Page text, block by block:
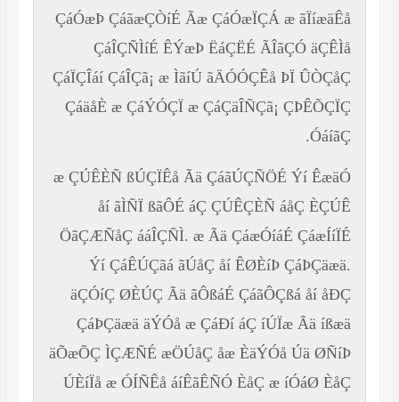
ÇáÓæÞ ÇáãæÇÒíÉ Ãæ ÇáÓæÏÇÁ æ ãÏíæäÊå
ÇáÎÇÑÌíÉ ÊÝæÞ ËáÇËÉ ÃÎãÇÓ äÇÊÌå
ÇáÏÇÎáí ÇáÎÇã¡ æ ÌãíÚ ãÄÓÓÇÊå ÞÏ ÛÒÇåÇ
ÇáäåÈ æ ÇáÝÓÇÏ æ ÇáÇäÎÑÇã¡ ÇÞÊÕÇÏÇ
ÓáíãÇ.
æ ÇÚÊÈÑ ßÚÇÏÊå Ãä ÇáãÚÇÑÖÉ Ýí ÊæäÓ
åí ãÌÑÏ ßãÔÉ áÇ ÇÚÊÇÈÑ áåÇ ÈÇÚÊ
ÖãÇÆÑåÇ ááÎÇÑÌ. æ Ãä ÇáæÓíáÉ ÇáæÍíÏÉ
Ýí ÇáÊÚÇãá ãÚåÇ åí ÊØÈíÞ ÇáÞÇäæä.
äÇÓíÇ ØÈÚÇ Ãä ãÔßáÉ ÇáãÔÇßá åí åÐÇ
ÇáÞÇäæä äÝÓå æ ÇáÐí áÇ íÚÏæ Ãä íßæä
äÕæÕÇ ÌÇÆÑÉ æÖÚåÇ åæ ÈäÝÓå Úä ØÑíÞ
ÚÈíÏå æ ÓÍÑÊå áíÊãÊÑÓ ÈåÇ æ íÓáØ ÈåÇ